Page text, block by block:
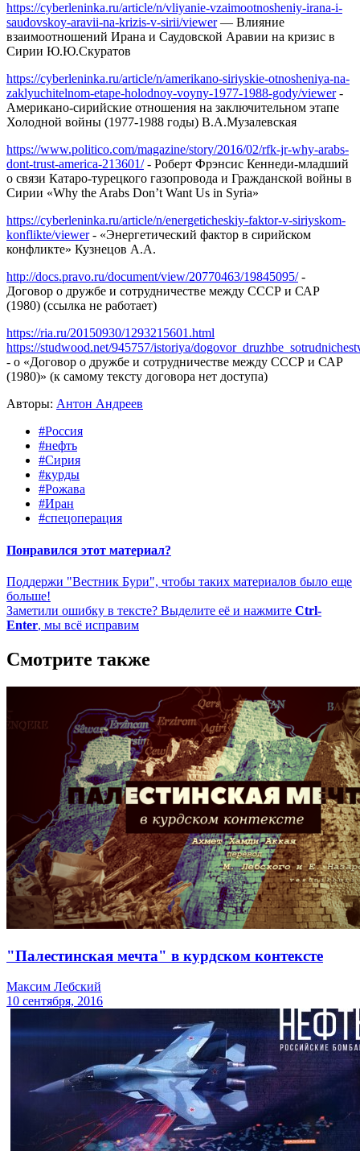
https://cyberleninka.ru/article/n/vliyanie-vzaimootnosheniy-irana-i-
saudovskoy-aravii-na-krizis-v-sirii/viewer— Влияние
взаимоотношений Ирана и Саудовской Аравии на кризис в
Сирии Ю.Ю.Скуратов
https://cyberleninka.ru/article/n/amerikano-siriyskie-otnosheniya-na-
zaklyuchitelnom-etape-holodnoy-voyny-1977-1988-gody/viewer-
Американо-сирийские отношения на заключительном этапе
Холодной войны (1977-1988 годы) В.А.Музалевская
https://www.politico.com/magazine/story/2016/02/rfk-jr-why-arabs-
dont-trust-america-213601/- Роберт Фрэнсис Кеннеди-младший
о связи Катаро-турецкого газопровода и Гражданской войны в
Сирии «Why the Arabs Don’t Want Us in Syria»
https://cyberleninka.ru/article/n/energeticheskiy-faktor-v-siriyskom-
konflikte/viewer- «Энергетический фактор в сирийском
конфликте» Кузнецов А.А.
http://docs.pravo.ru/document/view/20770463/19845095/-
Договор о дружбе и сотрудничестве между СССР и САР
(1980) (ссылка не работает)
https://ria.ru/20150930/1293215601.html
https://studwood.net/945757/istoriya/
- о «Договор о дружбе и сотрудничестве между СССР и САР
(1980)» (к самому тексту договора нет доступа)
Авторы: Антон Андреев
#Россия
#нефть
#Сирия
#курды
#Рожава
#Иран
#спецоперация
Понравился этот материал?
Поддержи "Вестник Бури", чтобы таких материалов было еще
больше!
Заметили ошибку в тексте? Выделите её и нажмите Ctrl-
Enter, мы всё исправим
Смотрите также
"Палестинская мечта" в курдском контексте
Максим Лебский
10 сентября, 2016